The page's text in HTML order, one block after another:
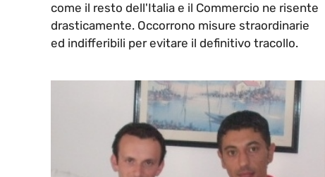
come il resto dell'Italia e il Commercio ne risente
drasticamente. Occorrono misure straordinarie
ed indifferibili per evitare il definitivo tracollo.